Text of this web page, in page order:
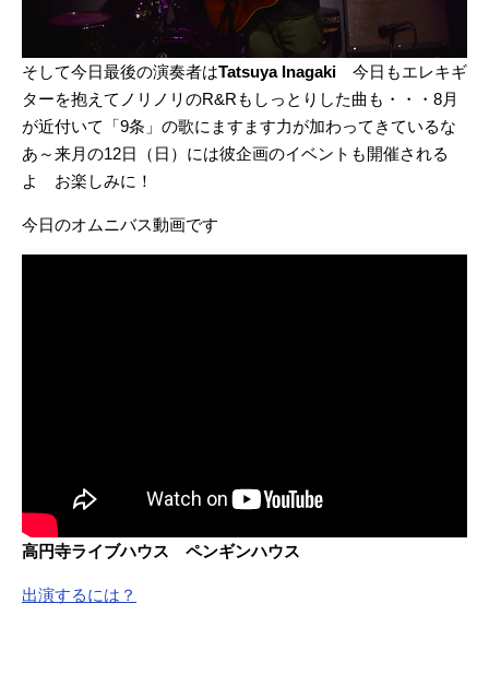
そして今日最後の演奏者はTatsuya Inagaki 今日もエレキギ
ターを抱えてノリノリのR&Rもしっとりした曲も・・・8月
が近付いて「9条」の歌にますます力が加わってきているな
あ～来月の12日（日）には彼企画のイベントも開催される
よ お楽しみに！
今日のオムニバス動画です
高円寺ライブハウス ペンギンハウス
出演するには？